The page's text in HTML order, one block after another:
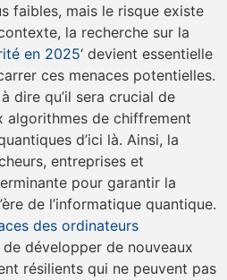
faibles, mais le risque existe
la recherche sur la
en 2025‘ devient essentielle
ces menaces potentielles.
dire qu’il sera crucial de
algorithmes de chiffrement
d’ici là. Ainsi, la
entreprises et
pour garantir la
de l’informatique quantique.
des ordinateurs
développer de nouveaux
résilients qui ne peuvent pas